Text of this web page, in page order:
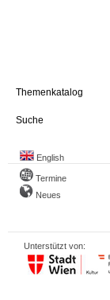
Themenkatalog
Suche
English
Termine
Neues
Unterstützt von: